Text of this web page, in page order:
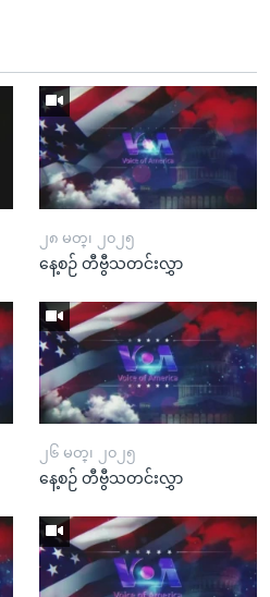
၂၈ မတ္၊ ၂၀၂၅
နေ့စဉ် တီဗွီသတင်းလွှာ
၂၆ မတ္၊ ၂၀၂၅
နေ့စဉ် တီဗွီသတင်းလွှာ